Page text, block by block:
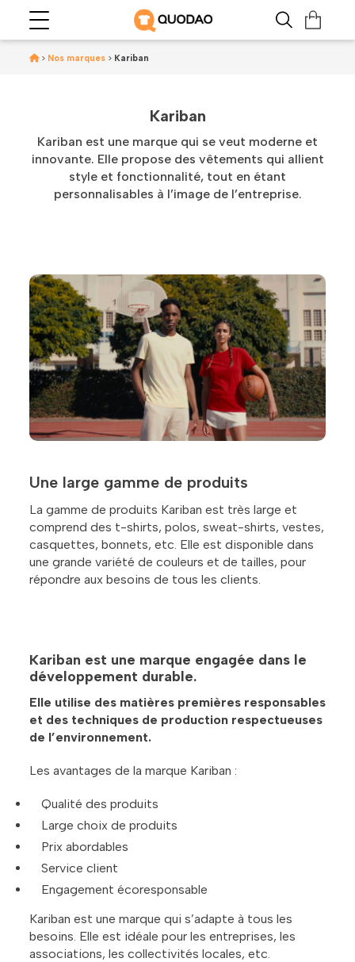
Kariban
Kariban est une marque qui se veut moderne et
innovante. Elle propose des vêtements qui allient
style et fonctionnalité, tout en étant
personnalisables à l’image de l’entreprise.
> Nos marques > Kariban
Une large gamme de produits
La gamme de produits Kariban est très large et
comprend des t-shirts, polos, sweat-shirts, vestes,
casquettes, bonnets, etc. Elle est disponible dans
une grande variété de couleurs et de tailles, pour
répondre aux besoins de tous les clients.
Kariban est une marque engagée dans le
développement durable.
Elle utilise des matières premières responsables
et des techniques de production respectueuses
de l’environnement.
Les avantages de la marque Kariban :
Qualité des produits
Large choix de produits
Prix abordables
Service client
Engagement écoresponsable
Kariban est une marque qui s’adapte à tous les
besoins. Elle est idéale pour les entreprises, les
associations, les collectivités locales, etc.